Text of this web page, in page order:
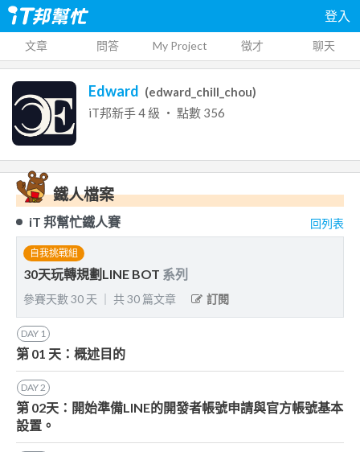
登入
文章 問答 My Project 徵才 聊天
Edward (edward_chill_chou)
iT邦新手4 級 ‧ 點數 356
鐵人檔案
iT 邦幫忙鐵人賽 回列表
自我挑戰組
30天玩轉規劃LINE BOT 系列
參賽天數30 天 共30 篇文章 訂閱
DAY 1
第 01 天：概述目的
DAY2
第 02天：開始準備LINE的開發者帳號申請與官方帳號基本
設置。